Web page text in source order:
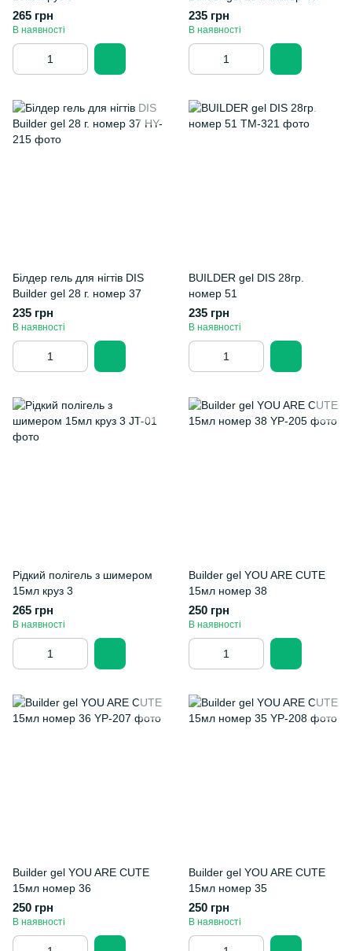
265 грн
В наявності
235 грн
В наявності
Білдер гель для нігтів DIS
Builder gel 28 г. номер 37
235 грн
В наявності
BUILDER gel DIS 28гр.
номер 51
235 грн
В наявності
Рідкий полігель з шимером
15мл круз 3
265 грн
В наявності
Builder gel YOU ARE CUTE
15мл номер 38
250 грн
В наявності
Builder gel YOU ARE CUTE
15мл номер 36
250 грн
В наявності
Builder gel YOU ARE CUTE
15мл номер 35
250 грн
В наявності